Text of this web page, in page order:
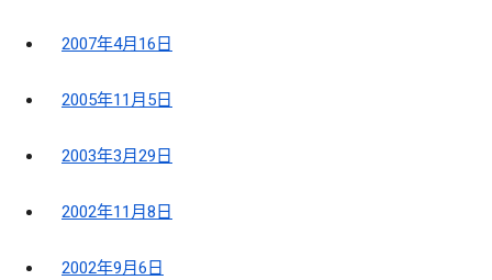
2007年4月16日
2005年11月5日
2003年3月29日
2002年11月8日
2002年9月6日